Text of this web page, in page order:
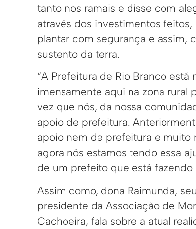
tanto nos ramais e disse com
através dos investimentos
plantar com segurança e assim,
sustento da terra.
“A Prefeitura de Rio Branco está
imensamente aqui na zona rural
vez que nós, da nossa
apoio de prefeitura.
apoio nem de prefeitura e muito
agora nós estamos tendo essa
de um prefeito que está fazendo
Assim como, dona Raimunda,
presidente da Associação de
Cachoeira, fala sobre a atual